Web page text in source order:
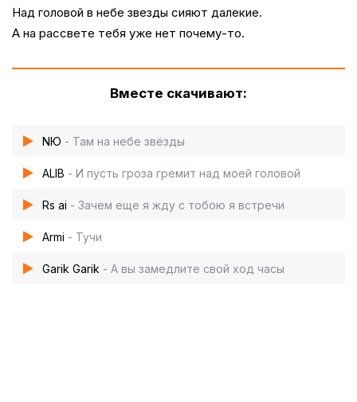
Над головой в небе звезды сияют далекие.
А на рассвете тебя уже нет почему-то.
Вместе скачивают:
NЮ - Там на небе звёзды
ALIB - И пусть гроза гремит над моей головой
Rs ai - Зачем еще я жду с тобою я встречи
Armi - Тучи
Garik Garik - А вы замедлите свой ход часы